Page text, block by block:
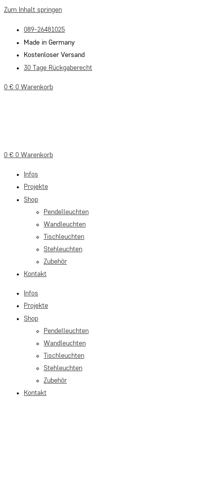
Zum Inhalt springen
089-26481025
Made in Germany
Kostenloser Versand
30 Tage Rückgaberecht
0 € 0 Warenkorb
0 € 0 Warenkorb
Infos
Projekte
Shop
Pendelleuchten
Wandleuchten
Tischleuchten
Stehleuchten
Zubehör
Kontakt
Infos
Projekte
Shop
Pendelleuchten
Wandleuchten
Tischleuchten
Stehleuchten
Zubehör
Kontakt